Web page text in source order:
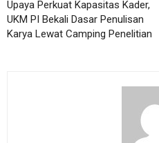
Upaya Perkuat Kapasitas Kader,
UKM PI Bekali Dasar Penulisan
Karya Lewat Camping Penelitian